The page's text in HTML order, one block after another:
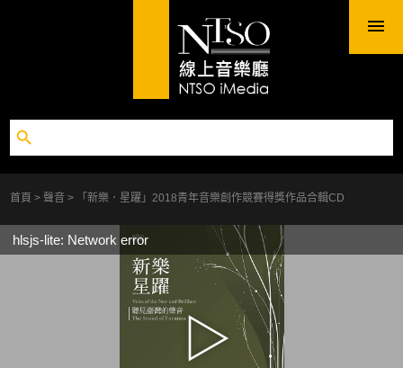
首頁 聲音 「新樂．星躍」2018青年音樂創作競賽得獎作品合輯CD
hlsjs-lite: Network error